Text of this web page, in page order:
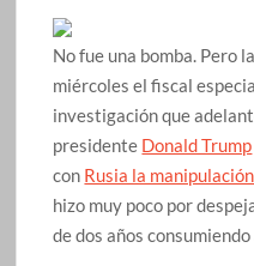
No fue una bomba. Pero
miércoles el fiscal
investigación que
presidente Donald Trump
con Rusia la
hizo muy poco por
de dos años consumiendo